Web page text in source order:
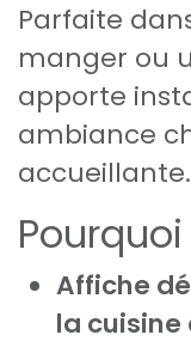
Parfaite
manger ou
apporte
ambiance
accueillante.
Affiche
la cuisine